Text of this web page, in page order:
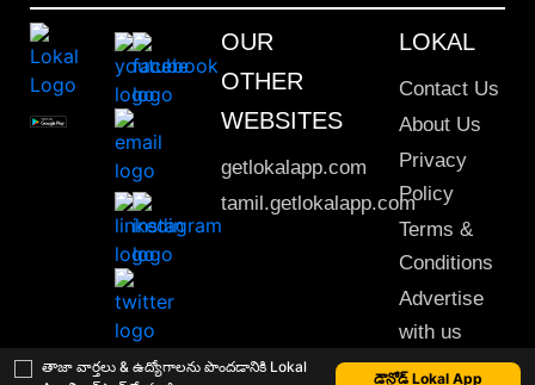
తాజా వార్తలు & ఉద్యోగాలను పొందడానికి Lokal
డౌన్లోడ్ Lokal App
OUR
OTHER
WEBSITES
getlokalapp.com
tamil.getlokalapp.com
LOKAL
Contact Us
About Us
Privacy
Policy
Terms &
Conditions
Advertise
with us
Sitemap